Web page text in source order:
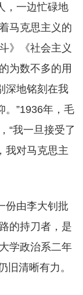
，一边忙碌地
马克思主义的
》《社会主义
为数不多的用
深地铭刻在我
。”1936年，毛
“我一旦接受了
我对马克思主
由李大钊批
的持刀者，是
学政治系二年
旧清晰有力。